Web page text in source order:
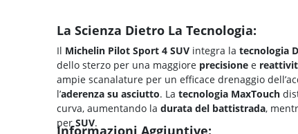
La Scienza Dietro La Tecnologia:
Il Michelin Pilot Sport 4 SUV integra la tecnologia
dello sterzo per una maggiore precisione e
ampie scanalature per un efficace drenaggio
l’aderenza su asciutto. La tecnologia MaxTouch
curva, aumentando la durata del battistrada,
perSUV.
Informazioni Aggiuntive: